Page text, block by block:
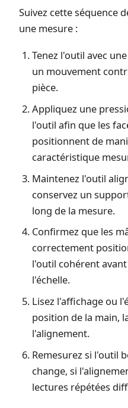
Suivez cette séquence
une mesure :
Tenez l'outil avec
un mouvement
pièce.
Appliquez une
l'outil afin que les
positionnent de
caractéristique
Maintenez l'outil
conservez un
long de la mesure.
Confirmez que les
correctement
l'outil cohérent
l'échelle.
Lisez l'affichage ou
position de la main,
l'alignement.
Remesurez si l'outil
change, si
lectures répétées